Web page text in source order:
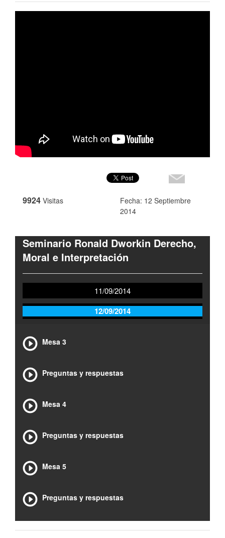
9924 Visitas
Fecha: 12 Septiembre
2014
Seminario Ronald Dworkin Derecho,
Moral e Interpretación
11/09/2014
12/09/2014
Mesa 3
Preguntas y respuestas
Mesa 4
Preguntas y respuestas
Mesa 5
Preguntas y respuestas